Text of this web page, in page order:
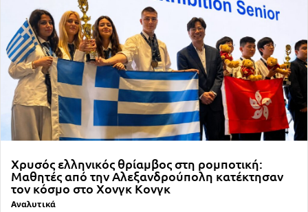
Χρυσός ελληνικός θρίαμβος στη ρομποτική:
Μαθητές από την Αλεξανδρούπολη κατέκτησαν
τον κόσμο στο Χονγκ Κονγκ
Αναλυτικά